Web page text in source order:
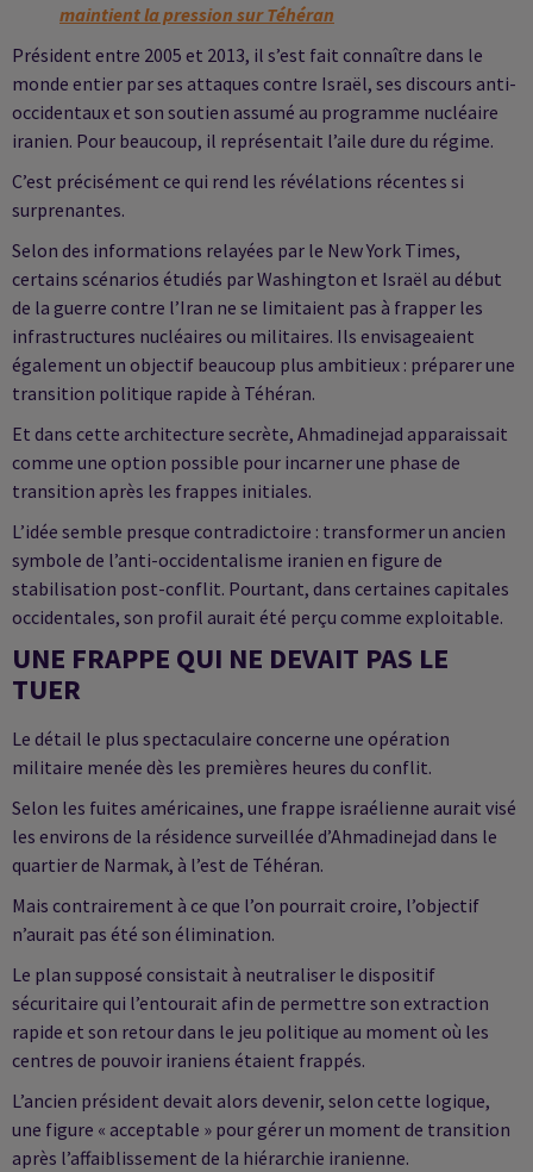
maintient la pression sur Téhéran
Président entre 2005 et 2013, il s’est fait connaître dans le
monde entier par ses attaques contre Israël, ses discours anti-
occidentaux et son soutien assumé au programme nucléaire
iranien. Pour beaucoup, il représentait l’aile dure du régime.
C’est précisément ce qui rend les révélations récentes si
surprenantes.
Selon des informations relayées par le New York Times,
certains scénarios étudiés par Washington et Israël au début
de la guerre contre l’Iran ne se limitaient pas à frapper les
infrastructures nucléaires ou militaires. Ils envisageaient
également un objectif beaucoup plus ambitieux : préparer une
transition politique rapide à Téhéran.
Et dans cette architecture secrète, Ahmadinejad apparaissait
comme une option possible pour incarner une phase de
transition après les frappes initiales.
L’idée semble presque contradictoire : transformer un ancien
symbole de l’anti-occidentalisme iranien en figure de
stabilisation post-conflit. Pourtant, dans certaines capitales
occidentales, son profil aurait été perçu comme exploitable.
UNE FRAPPE QUI NE DEVAIT PAS LE
TUER
Le détail le plus spectaculaire concerne une opération
militaire menée dès les premières heures du conflit.
Selon les fuites américaines, une frappe israélienne aurait visé
les environs de la résidence surveillée d’Ahmadinejad dans le
quartier de Narmak, à l’est de Téhéran.
Mais contrairement à ce que l’on pourrait croire, l’objectif
n’aurait pas été son élimination.
Le plan supposé consistait à neutraliser le dispositif
sécuritaire qui l’entourait afin de permettre son extraction
rapide et son retour dans le jeu politique au moment où les
centres de pouvoir iraniens étaient frappés.
L’ancien président devait alors devenir, selon cette logique,
une figure « acceptable » pour gérer un moment de transition
après l’affaiblissement de la hiérarchie iranienne.